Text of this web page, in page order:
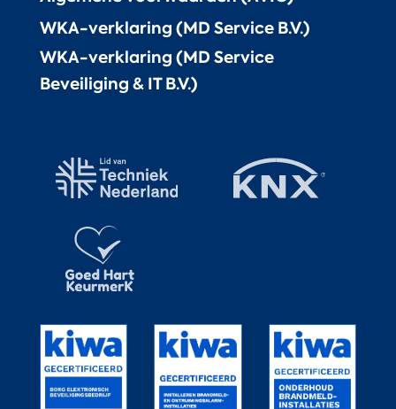
WKA-verklaring (MD Service B.V.)
WKA-verklaring (MD Service
Beveiliging & IT B.V.)